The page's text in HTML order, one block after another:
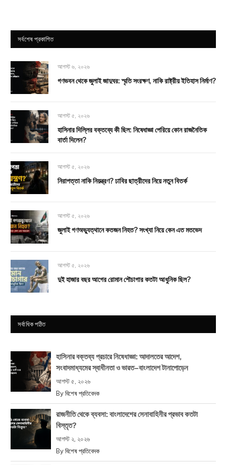
সর্বশেষ প্রকাশিত
আগস্ট ৬, ২০২৬
গণভবন থেকে জুলাই জাদুঘর: স্মৃতি সংরক্ষণ, নাকি রাষ্ট্রীয় ইতিহাস নির্মাণ?
আগস্ট ৫, ২০২৬
হাসিনার দিল্লির বক্তব্যে কী ছিল: নিষেধাজ্ঞা পেরিয়ে কোন রাজনৈতিক
বার্তা দিলেন?
আগস্ট ৫, ২০২৬
নিরাপত্তা নাকি নিয়ন্ত্রণ? ঢাবির ছাত্রীদের নিয়ে নতুন বিতর্ক
আগস্ট ৫, ২০২৬
জুলাই গণঅভ্যুত্থানে কতজন নিহত? সংখ্যা নিয়ে কেন এত মতভেদ
আগস্ট ৫, ২০২৬
দুই হাজার বছর আগের রোমান শৌচাগার কতটা আধুনিক ছিল?
সর্বাধিক পঠিত
হাসিনার বক্তব্য প্রচারে নিষেধাজ্ঞা: আদালতের আদেশ,
সংবাদমাধ্যমের স্বাধীনতা ও ভারত–বাংলাদেশ টানাপোড়েন
আগস্ট ৫, ২০২৬
By বিশেষ প্রতিবেদক
রাজনীতি থেকে ব্যবসা: বাংলাদেশের সেনাবাহিনীর প্রভাব কতটা
বিস্তৃত?
আগস্ট ২, ২০২৬
By বিশেষ প্রতিবেদক